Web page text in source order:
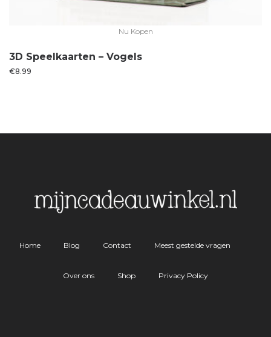
Nu Kopen
3D Speelkaarten – Vogels
€8.99
Home Blog Contact Meest gestelde vragen
Over ons Shop Privacy Policy